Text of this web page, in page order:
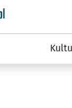
Serwis